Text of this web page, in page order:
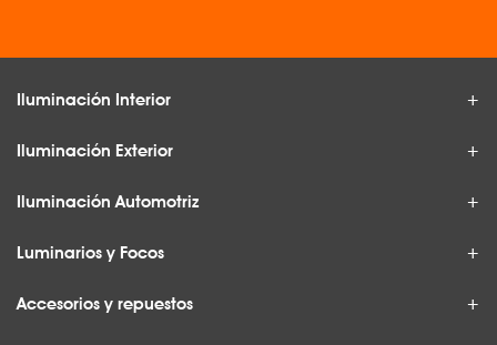
Iluminación Interior
Iluminación Exterior
Iluminación Automotriz
Luminarios y Focos
Accesorios y repuestos